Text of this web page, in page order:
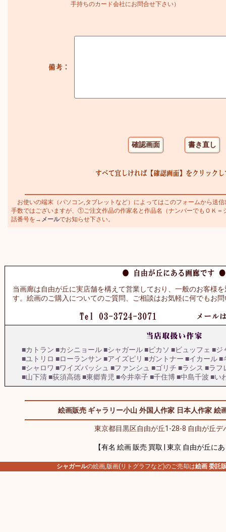
手持ちのカード会社にお問合せ下さい）
お使いの端末（パソコン,タブレットなど）によってはこのフォームから送
手数ではございますが、①ご注文作品の作家名と作品名（ナンバーでもＯＫ
話番号を→ メールでお知らせ下さい。
当画廊は自由が丘に実店舗を構えて営業しており、一般のお客様
す。絵画のご購入についてのご質問、ご相談はお気軽に何でもお
■カトラン ■カシニョール■シャガール■ピカソ ■ビュッフェ ■ジ
■ユトリロ ■ローランサン ■アイズピリ ■ガントナー ■イカール■
■シャロワ ■ワイズバッシュ ■ファンシュ ■ゴリチ ■ラシス ■ラフ
■山下清■荻須高徳■東郷青児 ■今井幸子■千住博■中島千波 ■い
絵画販売 ギャラリー小山 外国人作家 日本人作家 絵
東京都目黒区自由が丘1-28-8 自由が丘デ
【有名 絵画 販売 買取 | 東京 自由が丘に
シャガールの絵画,版画(リトグラフなど)のご売却は絵画 委託